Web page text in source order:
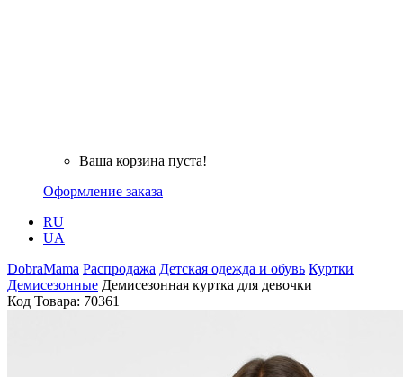
Ваша корзина пуста!
Оформление заказа
RU
UA
DobraMama Распродажа Детская одежда и обувь Куртки
Демисезонные Демисезонная куртка для девочки
Код Товара: 70361